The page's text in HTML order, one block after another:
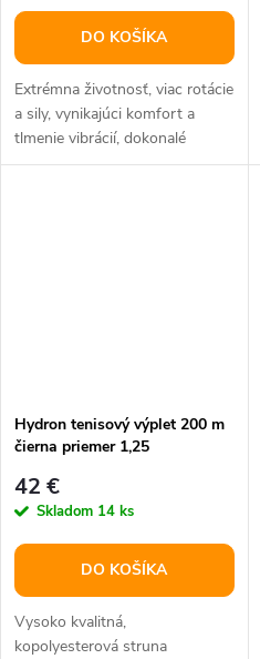
DO KOŠÍKA
Extrémna životnosť, viac rotácie
a sily, vynikajúci komfort a
tlmenie vibrácií, dokonalé
ovládanie. Určený pre...
Hydron tenisový výplet 200 m
čierna priemer 1,25
42 €
Skladom 14 ks
DO KOŠÍKA
Vysoko kvalitná,
kopolyesterová struna